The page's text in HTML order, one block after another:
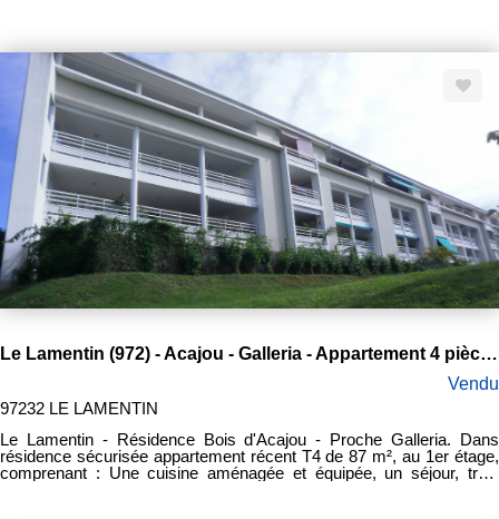
prévoir. Prix de vente honoraires inclus : 89 5000 euros Honoraires :
6 000 euros
Le Lamentin (972) - Acajou - Galleria - Appartement 4 pièce(s) 87 m2
Vendu
97232 LE LAMENTIN
Le Lamentin - Résidence Bois d'Acajou - Proche Galleria. Dans
résidence sécurisée appartement récent T4 de 87 m², au 1er étage,
comprenant : Une cuisine aménagée et équipée, un séjour, trois